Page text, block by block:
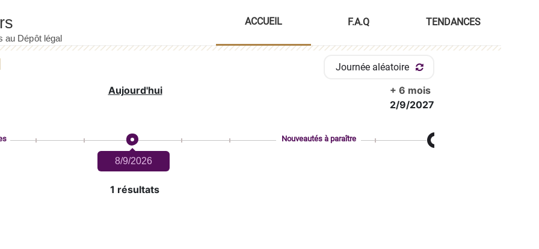
ACCUEIL F.A.Q TENDANCES
Journée aléatoire
Aujourd'hui
+ 6 mois
2/9/2027
8/9/2026
Nouveautés à paraître
1 résultats